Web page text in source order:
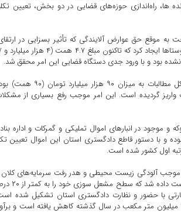
ها، راه‌اندازی حوزه‌های قضایی در دو بخش، تعیین
به موقع حق عوارض آلایندگی که تأثیر بسزایی در
وی افزود: ورود به موضوع وصول مطالبات شرکت
همت وصول و به خزانه دولت واریز گردیده است. این امر موجب رفع بسیاری
موجود در انبار‌های اموال تملیکی و گمرکات و اداره
و با دستور قاطع دادگستری استان این اموال تعیین
اول کشور شده است.
آلودگی زیست محیطی و هدر رفت سرمایه‌های
که در این
با حضور و نظارت دادگستری استان تشکیل شده
پیگیری‌ها میزان مشعل‌سوزی از ۸ میلیون متر مکعب در سال ۱۴۰۲ به ۹/۵ میلیون متر مکعب در سال گذشته کاهش